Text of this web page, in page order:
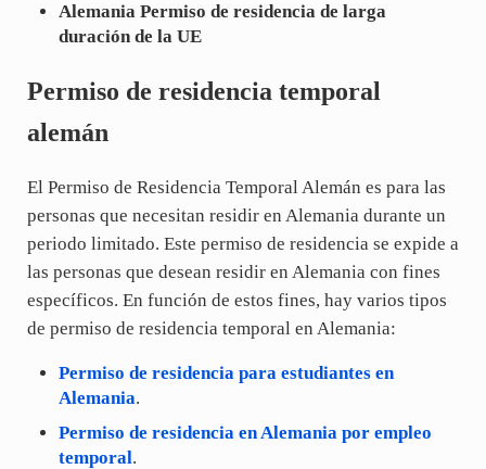
Alemania Permiso de residencia de larga
duración de la UE
Permiso de residencia temporal
alemán
El Permiso de Residencia Temporal Alemán es para las
personas que necesitan residir en Alemania durante un
periodo limitado. Este permiso de residencia se expide a
las personas que desean residir en Alemania con fines
específicos. En función de estos fines, hay varios tipos
de permiso de residencia temporal en Alemania:
Permiso de residencia para estudiantes en
Alemania.
Permiso de residencia en Alemania por empleo
temporal.